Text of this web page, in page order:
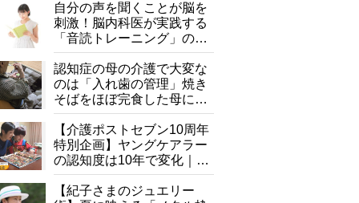
自分の声を聞くことが脳を
刺激！脳内科医が実践する
「音読トレーニング」の極
意
認知症の母の介護で大変な
のは「入れ歯の管理」焼き
そばをほぼ完食した母に息
子が血の気が引いた理由
【介護ポストセブン10周年
特別企画】ヤングケアラー
の認知度は10年で変化｜流
行語大賞にノミネート、法
律にも明記されたが果たし
【紀子さまのジュエリー